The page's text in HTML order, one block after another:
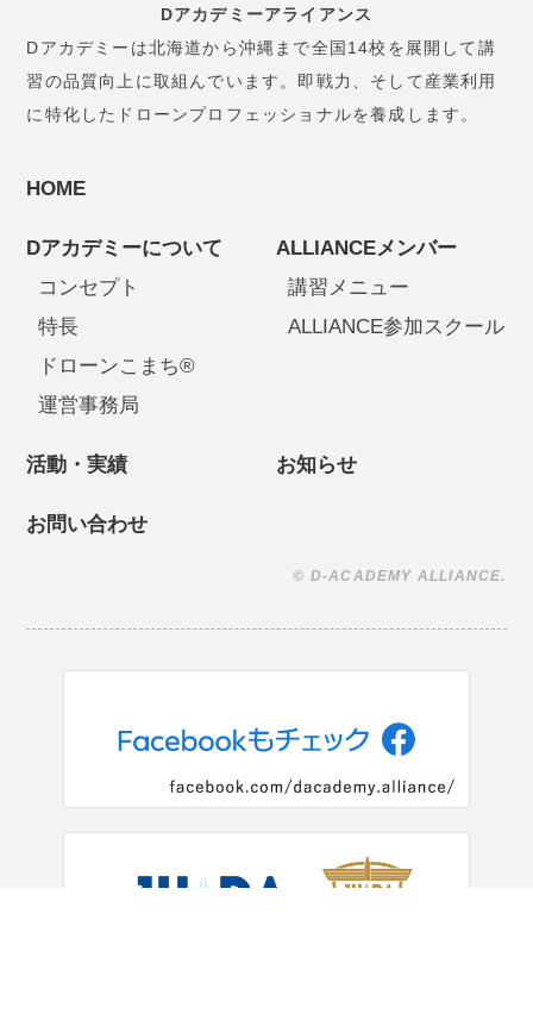
Dアカデミーアライアンス
Dアカデミーは北海道から沖縄まで全国14校を展開して講
習の品質向上に取組んでいます。即戦力、そして産業利用
に特化したドローンプロフェッショナルを養成します。
HOME
Dアカデミーについて
コンセプト
特長
ドローンこまち®
運営事務局
ALLIANCEメンバー
講習メニュー
ALLIANCE参加スクール
活動・実績 お知らせ
お問い合わせ
© D-ACADEMY ALLIANCE.